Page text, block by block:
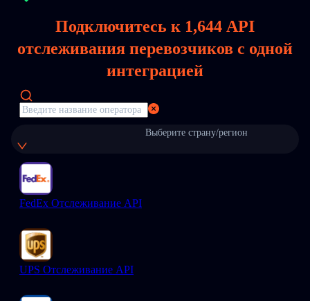
Подключитесь к 1,644 API
отслеживания перевозчиков с одной
интеграцией
Выберите страну/регион
FedEx Отслеживание API
UPS Отслеживание API